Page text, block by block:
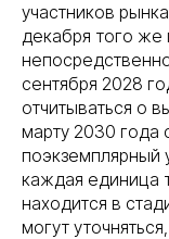
участников
декабря того же
сентября 2028
отчитываться о
марту 2030 года
поэкземплярный
каждая единица
находится в
могут